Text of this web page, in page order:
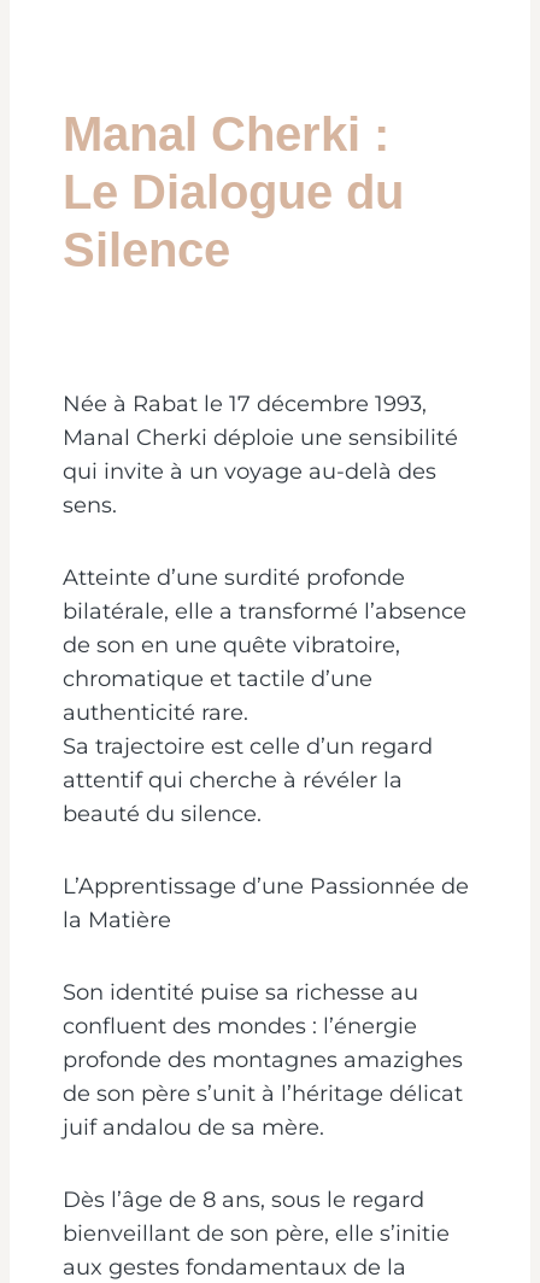
Manal Cherki :
Le Dialogue du
Silence
Née à Rabat le 17 décembre 1993,
Manal Cherki déploie une sensibilité
qui invite à un voyage au-delà des
sens.
Atteinte d’une surdité profonde
bilatérale, elle a transformé l’absence
de son en une quête vibratoire,
chromatique et tactile d’une
authenticité rare.
Sa trajectoire est celle d’un regard
attentif qui cherche à révéler la
beauté du silence.
L’Apprentissage d’une Passionnée de
la Matière
Son identité puise sa richesse au
confluent des mondes : l’énergie
profonde des montagnes amazighes
de son père s’unit à l’héritage délicat
juif andalou de sa mère.
Dès l’âge de 8 ans, sous le regard
bienveillant de son père, elle s’initie
aux gestes fondamentaux de la